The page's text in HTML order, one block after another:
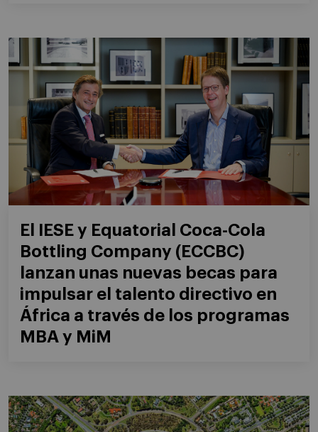
El IESE y Equatorial Coca-Cola
Bottling Company (ECCBC)
lanzan unas nuevas becas para
impulsar el talento directivo en
África a través de los programas
MBA y MiM